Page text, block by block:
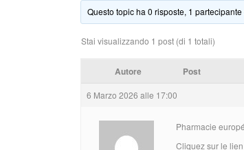
Questo topic ha 0 risposte, 1
Stai visualizzando 1 post (di 1 totali)
Autore Post
6 Marzo 2026 alle 17:00
Pharmacie
Cliquez sur le